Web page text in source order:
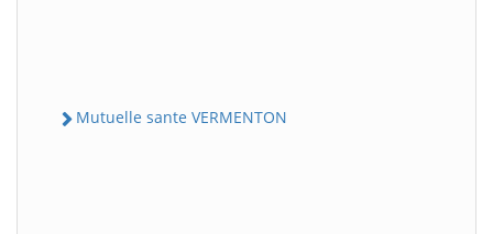
Mutuelle sante VERMENTON